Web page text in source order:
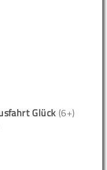
Glück (6+)